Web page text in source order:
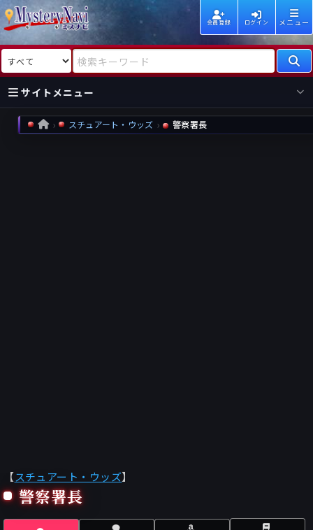
会員登録 ログイン メニュー
検索対象 検索キーワード
サイトメニュー
国内
海外
新着
HOME スチュアート・ウッズ 警察署長
【スチュアート・ウッズ】
警察署長